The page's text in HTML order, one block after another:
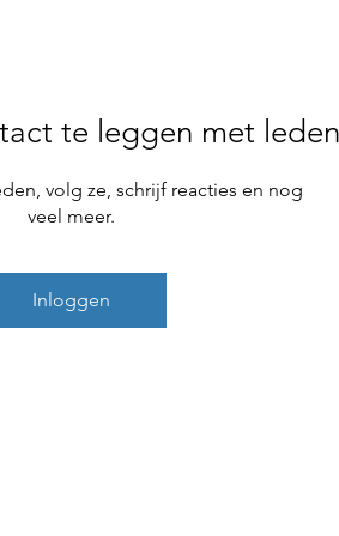
te leggen met leden
volg ze, schrijf reacties en nog
veel meer.
Inloggen